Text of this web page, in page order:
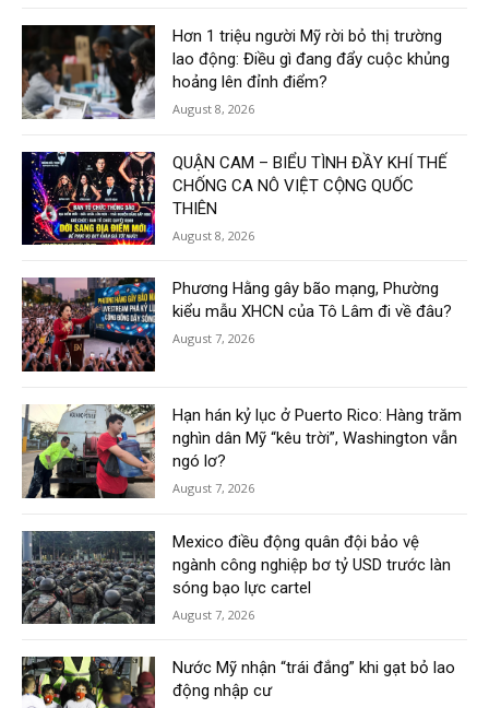
Hơn 1 triệu người Mỹ rời bỏ thị trường
lao động: Điều gì đang đẩy cuộc khủng
hoảng lên đỉnh điểm?
August 8, 2026
QUẬN CAM – BIỂU TÌNH ĐẦY KHÍ THẾ
CHỐNG CA NÔ VIỆT CỘNG QUỐC
THIÊN
August 8, 2026
Phương Hằng gây bão mạng, Phường
kiểu mẫu XHCN của Tô Lâm đi về đâu?
August 7, 2026
Hạn hán kỷ lục ở Puerto Rico: Hàng trăm
nghìn dân Mỹ “kêu trời”, Washington vẫn
ngó lơ?
August 7, 2026
Mexico điều động quân đội bảo vệ
ngành công nghiệp bơ tỷ USD trước làn
sóng bạo lực cartel
August 7, 2026
Nước Mỹ nhận “trái đắng” khi gạt bỏ lao
động nhập cư